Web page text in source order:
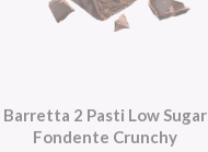
Barretta 2 Pasti Low Sugar
Fondente Crunchy